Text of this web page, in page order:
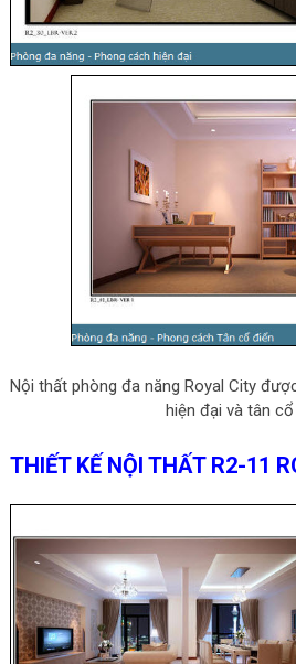
Nội thất phòng đa năng Royal City
hiện đại và tân
THIẾT KẾ NỘI THẤT R2-11